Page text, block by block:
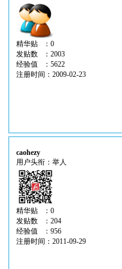
精华贴 ：0
发贴数 ：2003
经验值 ：5622
注册时间：2009-02-23
caohezy
用户头衔：举人
精华贴 ：0
发贴数 ：204
经验值 ：956
注册时间：2011-09-29